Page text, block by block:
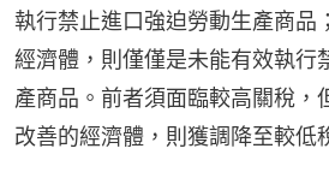
執行禁止進口強迫勞動生產商品
經濟體，則僅僅是未能有效執行
產商品。前者須面臨較高關稅，
改善的經濟體，則獲調降至較低